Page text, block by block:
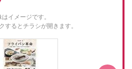
イメージです。
するとチラシが開きます。